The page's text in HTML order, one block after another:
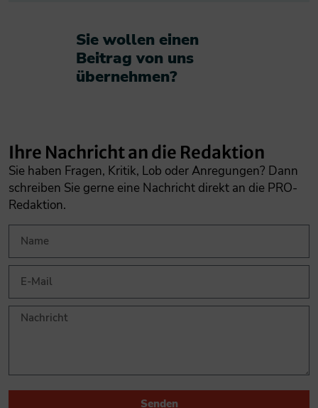
Sie wollen einen
Beitrag von uns
übernehmen?​
Ihre Nachricht an die Redaktion
Sie haben Fragen, Kritik, Lob oder Anregungen? Dann
schreiben Sie gerne eine Nachricht direkt an die PRO-
Redaktion.
Senden